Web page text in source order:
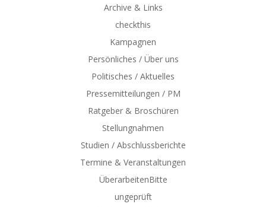
Archive & Links
checkthis
Kampagnen
Persönliches / Über uns
Politisches / Aktuelles
Pressemitteilungen / PM
Ratgeber & Broschüren
Stellungnahmen
Studien / Abschlussberichte
Termine & Veranstaltungen
ÜberarbeitenBitte
ungeprüft